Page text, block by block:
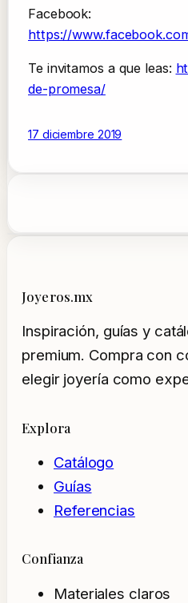
Facebook:
https://
Te invitamos a que leas:
de-promesa/
17 diciembre 2019
Joyeros.mx
Inspiración, guías y
premium. Compra con
elegir joyería como
Explora
Catálogo
Guías
Referencias
Confianza
Materiales claros